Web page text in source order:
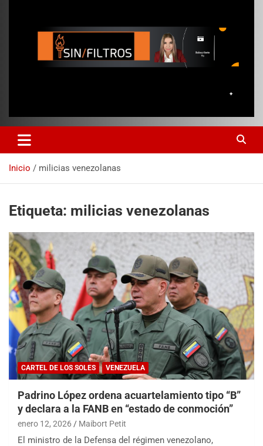
Inicio milicias venezolanas
Etiqueta: milicias venezolanas
CARTEL DE LOS SOLES VENEZUELA
Padrino López ordena acuartelamiento tipo “B”
y declara a la FANB en “estado de conmoción”
enero 12, 2026 Maibort Petit
El ministro de la Defensa del régimen venezolano,